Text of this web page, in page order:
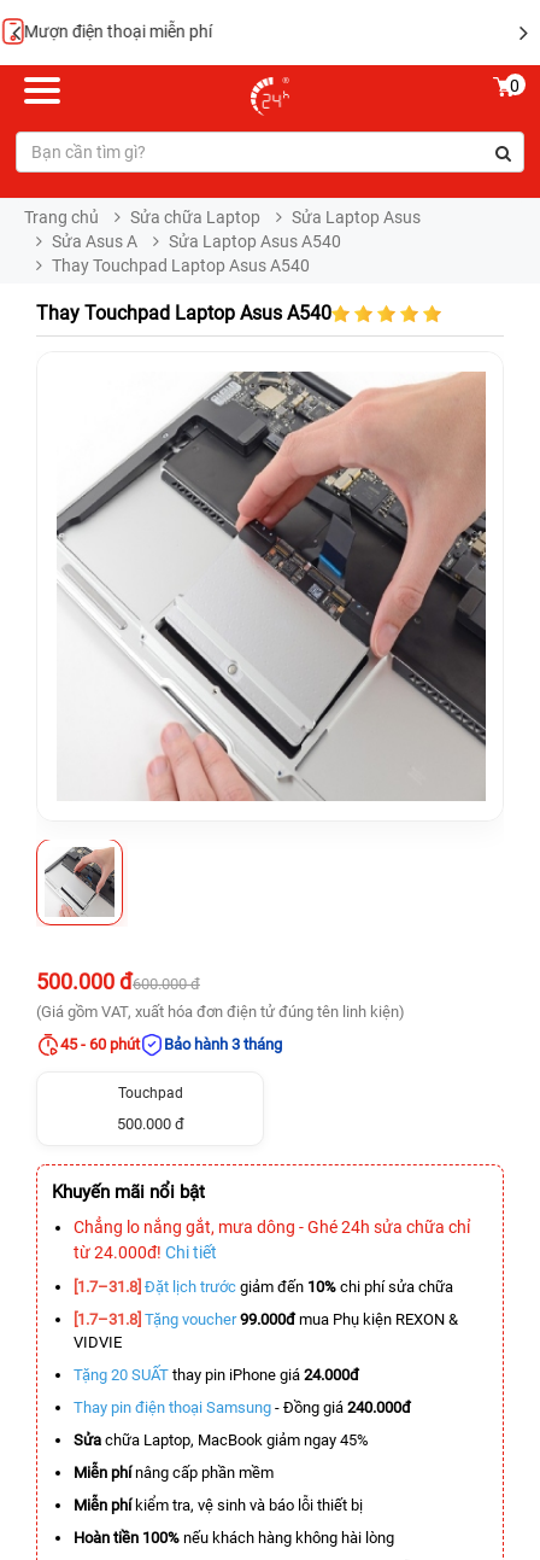
0
Trang chủ Sửa chữa Laptop
Sửa Laptop Asus
Sửa Asus A
Sửa Laptop Asus A540
Thay Touchpad Laptop Asus A540
Thay Touchpad Laptop Asus A540
500.000 đ600.000 đ
(Giá gồm VAT, xuất hóa đơn điện tử đúng tên linh kiện)
45 - 60 phút
Bảo hành 3 tháng
Touchpad
500.000 đ
Khuyến mãi nổi bật
Chẳng lo nắng gắt, mưa dông - Ghé 24h sửa chữa chỉ
từ 24.000đ! Chi tiết
[1.7–31.8] Đặt lịch trước giảm đến 10% chi phí sửa chữa
[1.7–31.8] Tặng voucher 99.000đmua Phụ kiện REXON &
VIDVIE
Tặng 20 SUẤT thay pin iPhone giá 24.000đ
Thay pin điện thoại Samsung - Đồng giá 240.000đ
Sửa chữa Laptop, MacBook giảm ngay 45%
Miễn phínâng cấp phần mềm
Miễn phíkiểm tra, vệ sinh và báo lỗi thiết bị
Hoàn tiền 100% nếu khách hàng không hài lòng